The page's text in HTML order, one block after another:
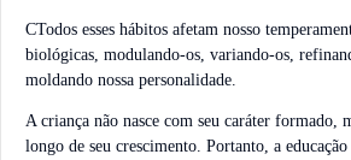
CTodos esses hábitos afetam nosso
biológicas, modulando-os, variando-os,
moldando nossa personalidade.
A criança não nasce com seu caráter formado,
longo de seu crescimento. Portanto, a